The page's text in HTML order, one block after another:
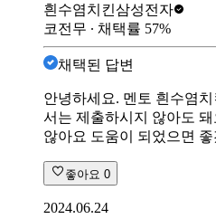
흰수염치킨삼성전자
코전무 ∙ 채택률 57%
채택된 답변
안녕하세요. 멘토 흰수염
서는 제출하시지 않아도
않아요 도움이 되었으면
좋아요 0
2024.06.24